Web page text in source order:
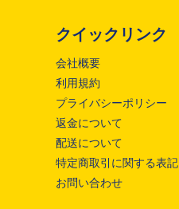
クイックリンク
会社概要
利用規約
プライバシーポリシー
返金について
配送について
特定商取引に関する表記
お問い合わせ